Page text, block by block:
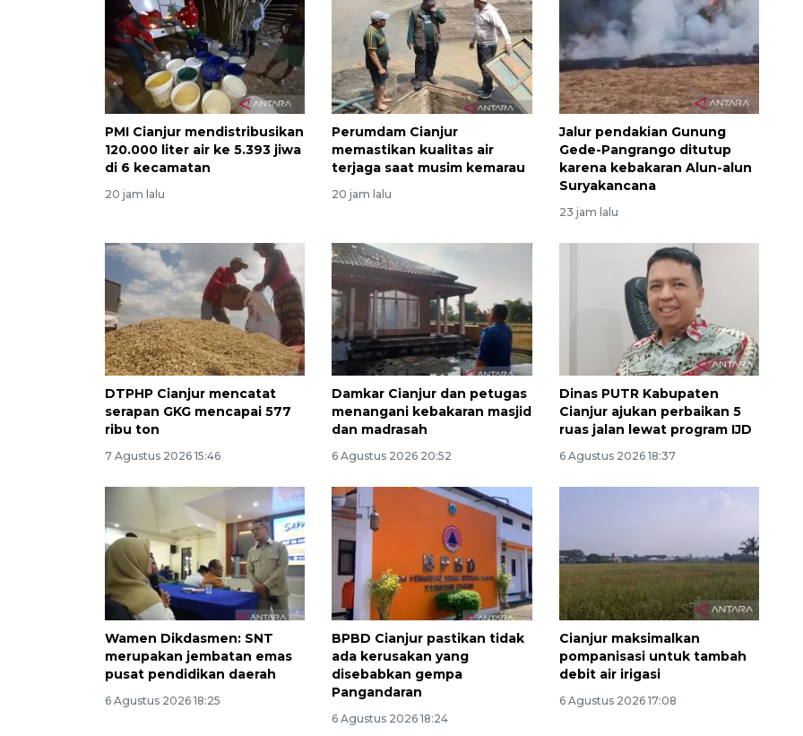
PMI Cianjur mendistribusikan
120.000 liter air ke 5.393 jiwa
di 6 kecamatan
20 jam lalu
Perumdam Cianjur
memastikan kualitas air
terjaga saat musim kemarau
20 jam lalu
Jalur pendakian Gunung
Gede-Pangrango ditutup
karena kebakaran Alun-alun
Suryakancana
23 jam lalu
DTPHP Cianjur mencatat
serapan GKG mencapai 577
ribu ton
7 Agustus 2026 15:46
Damkar Cianjur dan petugas
menangani kebakaran masjid
dan madrasah
6 Agustus 2026 20:52
Dinas PUTR Kabupaten
Cianjur ajukan perbaikan 5
ruas jalan lewat program IJD
6 Agustus 2026 18:37
Wamen Dikdasmen: SNT
merupakan jembatan emas
pusat pendidikan daerah
6 Agustus 2026 18:25
BPBD Cianjur pastikan tidak
ada kerusakan yang
disebabkan gempa
Pangandaran
6 Agustus 2026 18:24
Cianjur maksimalkan
pompanisasi untuk tambah
debit air irigasi
6 Agustus 2026 17:08
160 ribu sambungan baru
jaringan gas 2026